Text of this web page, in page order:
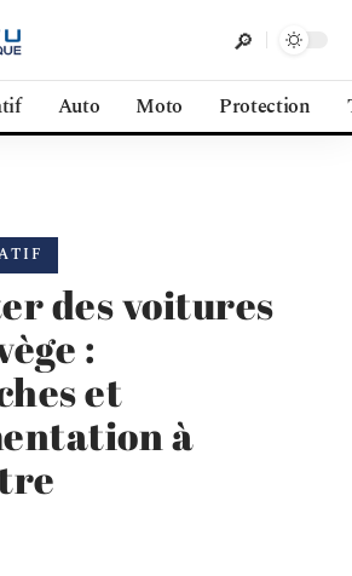
Auto Moto Protection
des voitures
:
et
à